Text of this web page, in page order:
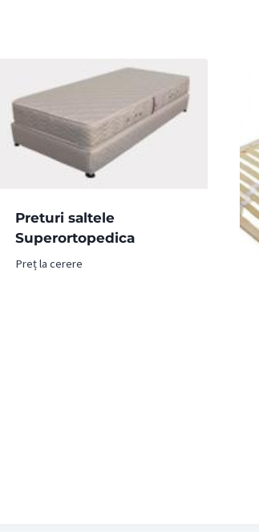
Preturi saltele
Superortopedica
Preț la cerere